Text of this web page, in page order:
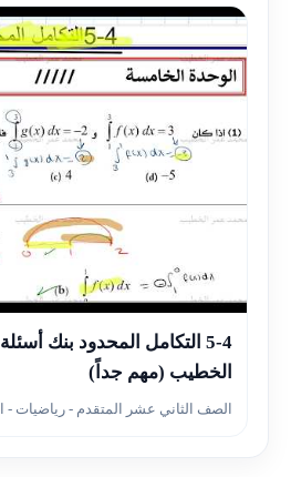
▶5-4 التكامل المحدود بنك
الخطيب (مهم جداً)
الصف الثاني عشر المتقدم - رياضيات -